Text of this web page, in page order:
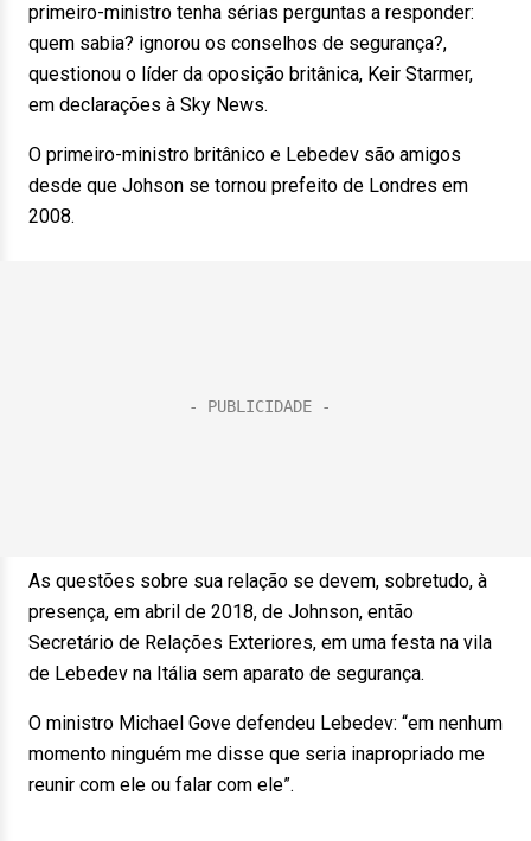
primeiro-ministro tenha sérias perguntas a responder:
quem sabia? ignorou os conselhos de segurança?,
questionou o líder da oposição britânica, Keir Starmer,
em declarações à Sky News.
O primeiro-ministro britânico e Lebedev são amigos
desde que Johson se tornou prefeito de Londres em
2008.
As questões sobre sua relação se devem, sobretudo, à
presença, em abril de 2018, de Johnson, então
Secretário de Relações Exteriores, em uma festa na vila
de Lebedev na Itália sem aparato de segurança.
O ministro Michael Gove defendeu Lebedev: “em nenhum
momento ninguém me disse que seria inapropriado me
reunir com ele ou falar com ele”.